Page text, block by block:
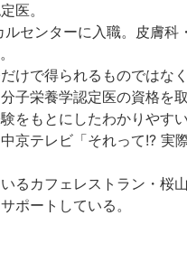
医。
センターに入職。皮膚科
けで得られるものではな
子栄養学認定医の資格を
をもとにしたわかりやす
京テレビ「それって!? 実
るカフェレストラン・桜
ポートしている。